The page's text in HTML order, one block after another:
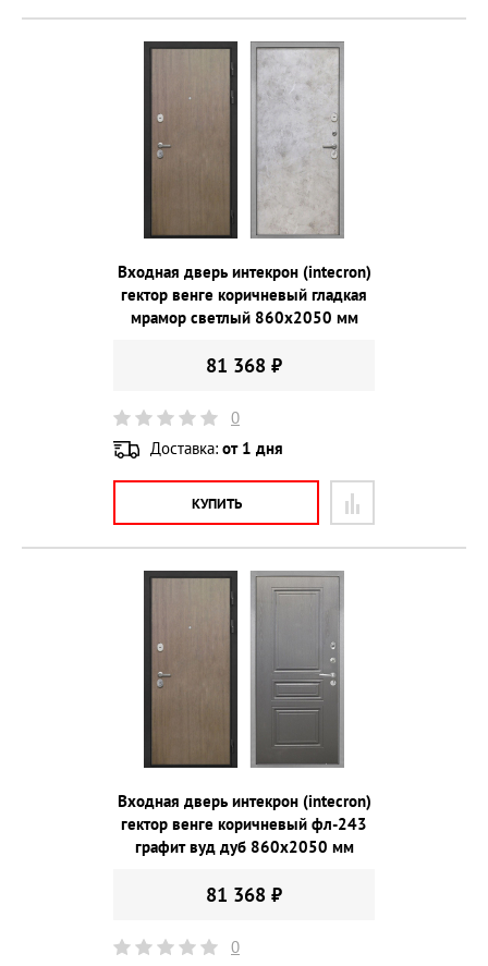
Входная дверь интекрон (intecron)
гектор венге коричневый гладкая
мрамор светлый 860х2050 мм
81 368 ₽
0
Доставка: от 1 дня
КУПИТЬ
Входная дверь интекрон (intecron)
гектор венге коричневый фл-243
графит вуд дуб 860х2050 мм
81 368 ₽
0